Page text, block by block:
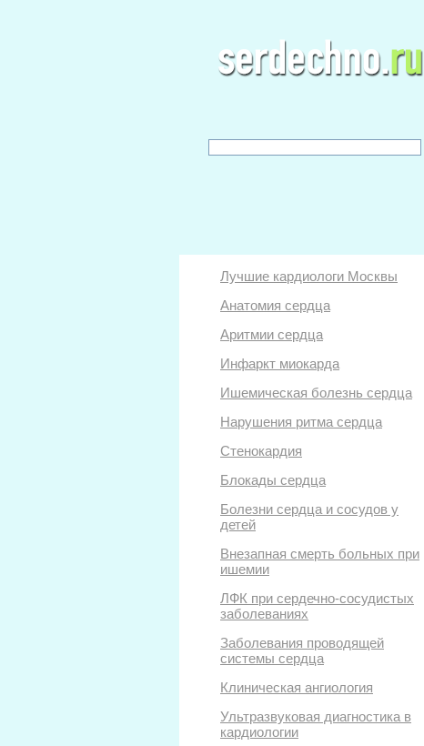
Лучшие кардиологи Москвы
Анатомия сердца
Аритмии сердца
Инфаркт миокарда
Ишемическая болезнь сердца
Нарушения ритма сердца
Стенокардия
Блокады сердца
Болезни сердца и сосудов у
детей
Внезапная смерть больных при
ишемии
ЛФК при сердечно-сосудистых
заболеваниях
Заболевания проводящей
системы сердца
Клиническая ангиология
Ультразвуковая диагностика в
кардиологии